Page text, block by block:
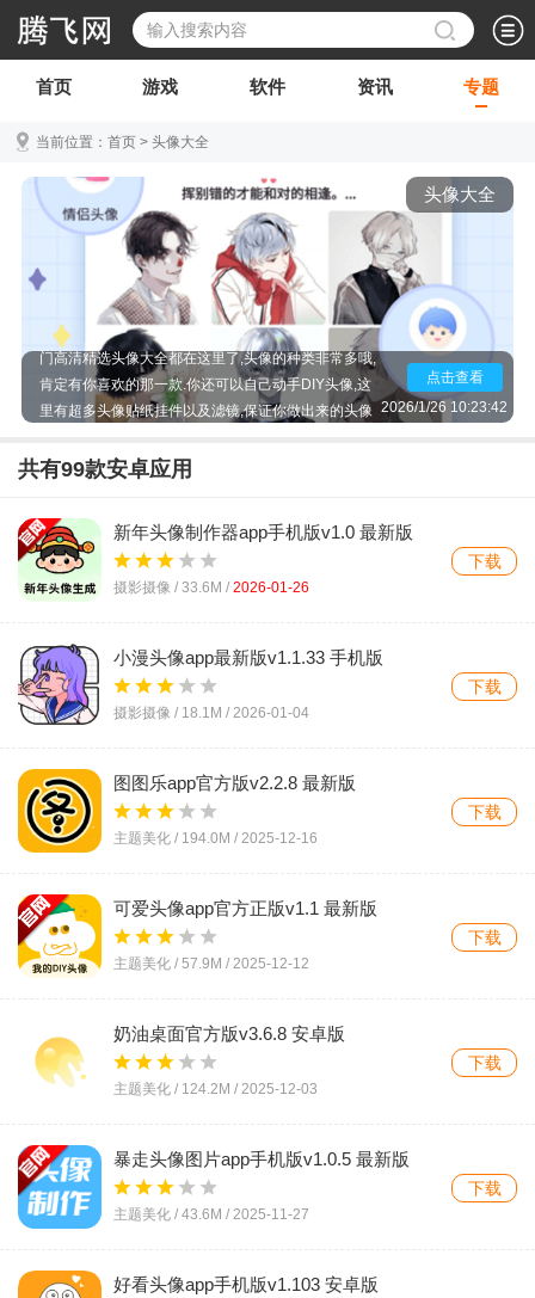
首页 游戏 软件 资讯 专题
当前位置： 首页 > 头像大全
头像大全
这里为大家推荐了最新最潮的头像大全软件,2019热
门高清精选头像大全都在这里了,头像的种类非常多哦,
肯定有你喜欢的那一款.你还可以自己动手DIY头像,这
里有超多头像贴纸挂件以及滤镜,保证你做出来的头像
像,每天换都换不完,快来下载吧!
点击查看
2026/1/26 10:23:42
共有99款安卓应用
新年头像制作器app手机版v1.0 最新版
摄影摄像 / 33.6M / 2026-01-26
下载
小漫头像app最新版v1.1.33 手机版
摄影摄像 / 18.1M / 2026-01-04
下载
图图乐app官方版v2.2.8 最新版
主题美化 / 194.0M / 2025-12-16
下载
可爱头像app官方正版v1.1 最新版
主题美化 / 57.9M / 2025-12-12
下载
奶油桌面官方版v3.6.8 安卓版
主题美化 / 124.2M / 2025-12-03
下载
暴走头像图片app手机版v1.0.5 最新版
主题美化 / 43.6M / 2025-11-27
下载
好看头像app手机版v1.103 安卓版